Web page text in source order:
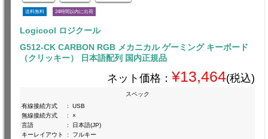
送料無料 24時間以内に出荷
Logicool ロジクール
G512-CK CARBON RGB メカニカル ゲーミング キーボード
（クリッキー） 日本語配列 国内正規品
ネット価格： ¥13,464(税込)
スペック
有線接続方式
:
USB
無線接続方式
:
×
言語
:
日本語(JP)
キーレイアウト
:
フルキー